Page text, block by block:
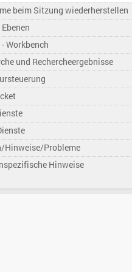
beim Sitzung wiederherstellen
Workbench
und Rechercheergebnisse
Hinweise/Probleme
Hinweise